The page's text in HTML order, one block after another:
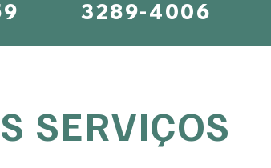
3289-4006
SERVIÇOS